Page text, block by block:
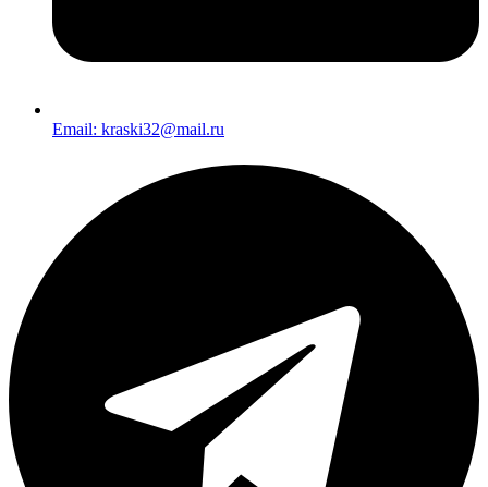
Email: kraski32@mail.ru